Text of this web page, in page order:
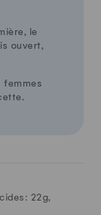
le
ouvert,
femmes
22g,